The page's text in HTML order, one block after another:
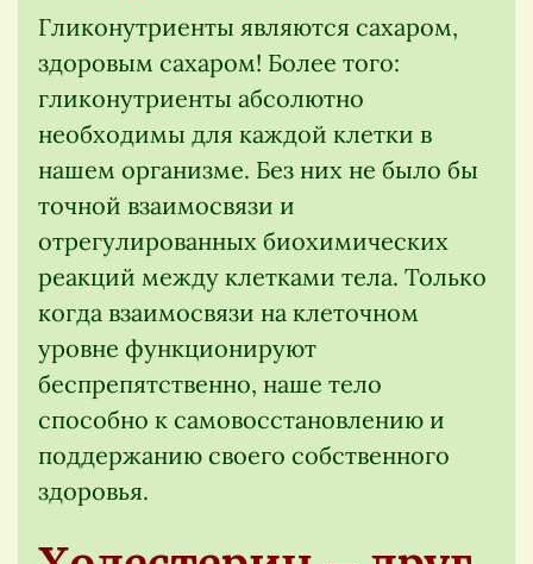
Гликонутриенты являются сахаром,
здоровым сахаром! Более того:
гликонутриенты абсолютно
необходимы для каждой клетки в
нашем организме. Без них не было бы
точной взаимосвязи и
отрегулированных биохимических
реакций между клетками тела. Только
когда взаимосвязи на клеточном
уровне функционируют
беспрепятственно, наше тело
способно к самовосстановлению и
поддержанию своего собственного
здоровья.